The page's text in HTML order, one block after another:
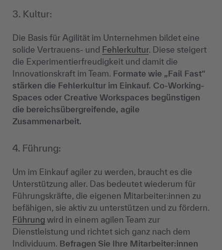
3. Kultur:
Die Basis für Agilität im Unternehmen bildet eine
solide Vertrauens- und Fehlerkultur. Diese steigert
die Experimentierfreudigkeit und damit die
Innovationskraft im Team. Formate wie „Fail Fast“
stärken die Fehlerkultur im Einkauf. Co-Working-
Spaces oder Creative Workspaces begünstigen
die bereichsübergreifende, agile
Zusammenarbeit.
4. Führung:
Um im Einkauf agiler zu werden, braucht es die
Unterstützung aller. Das bedeutet wiederum für
Führungskräfte, die eigenen Mitarbeiter:innen zu
befähigen, sie aktiv zu unterstützen und zu fördern.
Führung wird in einem agilen Team zur
Dienstleistung und richtet sich ganz nach dem
Individuum. Befragen Sie Ihre Mitarbeiter:innen